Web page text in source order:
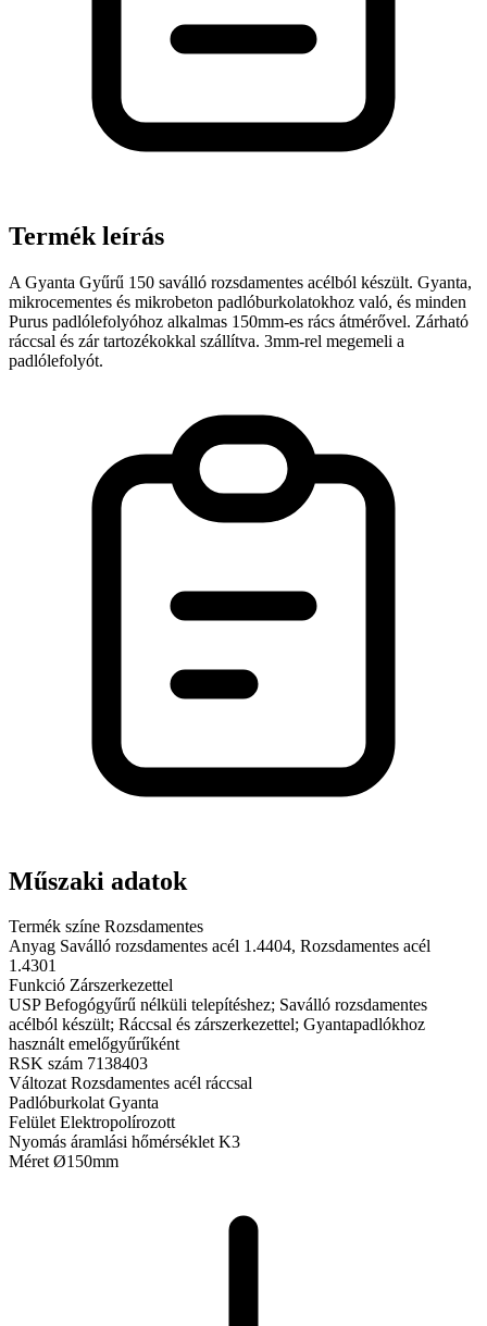
Termék leírás
A Gyanta Gyűrű 150 saválló rozsdamentes acélból készült. Gyanta,
mikrocementes és mikrobeton padlóburkolatokhoz való, és minden
Purus padlólefolyóhoz alkalmas 150mm-es rács átmérővel. Zárható
ráccsal és zár tartozékokkal szállítva. 3mm-rel megemeli a
padlólefolyót.
Műszaki adatok
Termék színe Rozsdamentes
Anyag Saválló rozsdamentes acél 1.4404, Rozsdamentes acél
1.4301
Funkció Zárszerkezettel
USP Befogógyűrű nélküli telepítéshez; Saválló rozsdamentes
acélból készült; Ráccsal és zárszerkezettel; Gyantapadlókhoz
használt emelőgyűrűként
RSK szám 7138403
Változat Rozsdamentes acél ráccsal
Padlóburkolat Gyanta
Felület Elektropolírozott
Nyomás áramlási hőmérséklet K3
Méret Ø150mm